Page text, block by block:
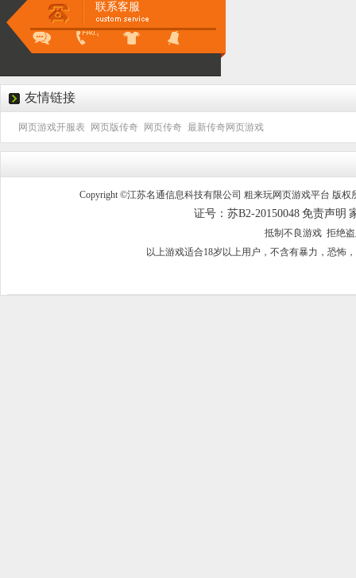
联系客服
友情链接
网页游戏开服表 网页版传奇 网页传奇 最新传奇网页游戏
Copyright ©江苏名通信息科技有限公司 粗来玩网页游戏平台 版权
证号：苏B2-20150048 免责声明
抵制不良游戏 拒绝
以上游戏适合18岁以上用户，不含有暴力，恐怖